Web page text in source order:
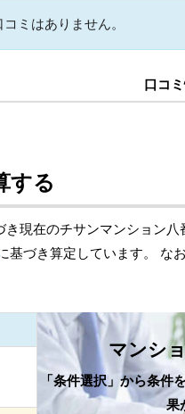
ミはありません。
口コ
する
現在のチサンマンション
基づき算定しています。 な
マンシ
「条件選択」から条件
果